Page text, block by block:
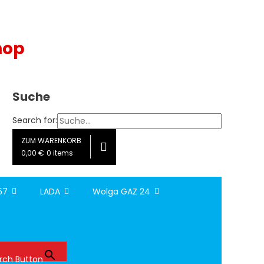
Suche
Search for:
ZUM WARENKORB
0,00 € 0 items
LADA Wolga GAZ 24
Button